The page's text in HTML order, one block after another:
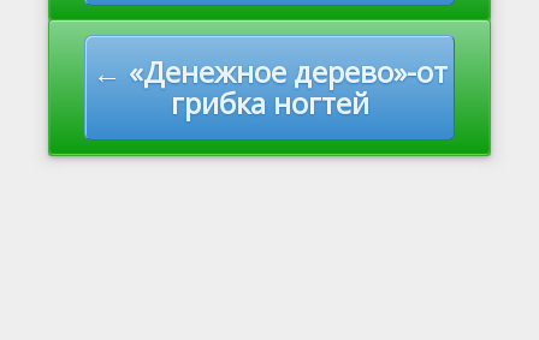
← «Денежное дерево»-от
грибка ногтей